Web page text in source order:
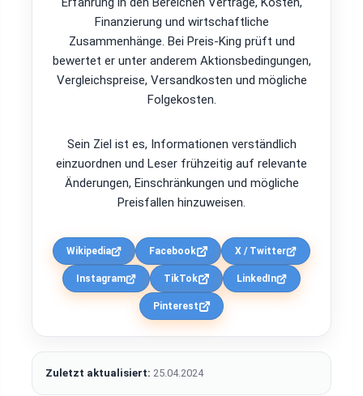
Finanzierung und wirtschaftliche
Zusammenhänge. Bei Preis-King prüft und
bewertet er unter anderem Aktionsbedingungen,
Vergleichspreise, Versandkosten und mögliche
Folgekosten.
Sein Ziel ist es, Informationen verständlich
einzuordnen und Leser frühzeitig auf relevante
Änderungen, Einschränkungen und mögliche
Preisfallen hinzuweisen.
Wikipedia Facebook X / Twitter
Instagram TikTok LinkedIn
Pinterest
Zuletzt aktualisiert: 25.04.2024